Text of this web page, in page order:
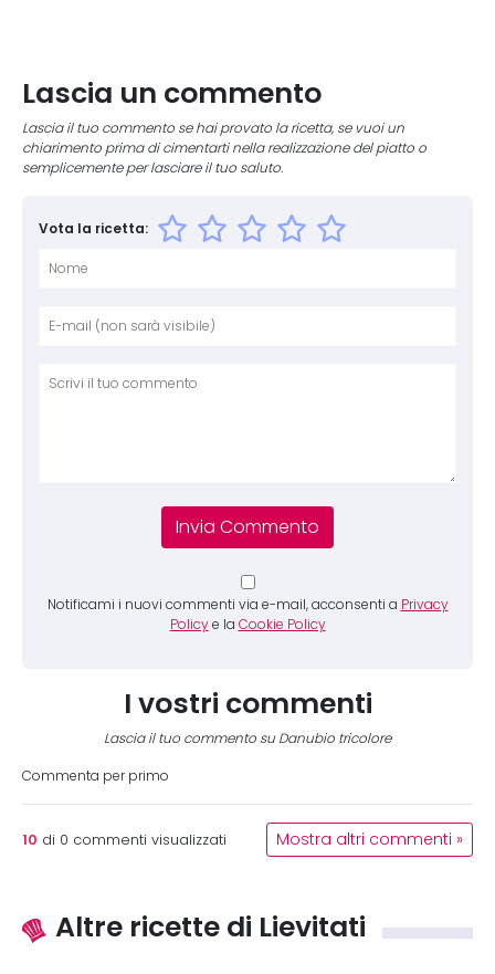
Lascia un commento
Lascia il tuo commento se hai provato la ricetta, se vuoi un
chiarimento prima di cimentarti nella realizzazione del piatto o
semplicemente per lasciare il tuo saluto.
Vota la ricetta:
Notificami i nuovi commenti via e-mail, acconsenti a Privacy
Policy e la Cookie Policy
I vostri commenti
Lascia il tuo commento su Danubio tricolore
Commenta per primo
10 di 0 commenti visualizzati Mostra altri commenti »
Altre ricette di Lievitati